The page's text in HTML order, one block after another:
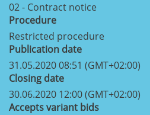
02 - Contract notice
Procedure
Restricted procedure
Publication date
31.05.2020 08:51 (GMT+02:00)
Closing date
30.06.2020 12:00 (GMT+02:00)
Accepts variant bids